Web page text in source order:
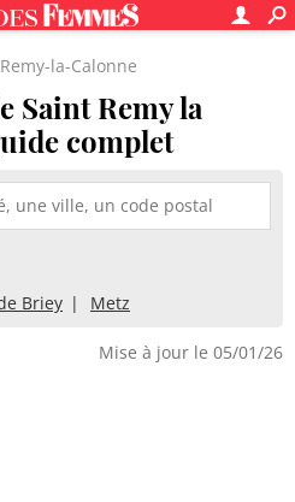
la-Calonne
Saint Remy la
complet
Briey Metz
Mise à jour le 05/01/26